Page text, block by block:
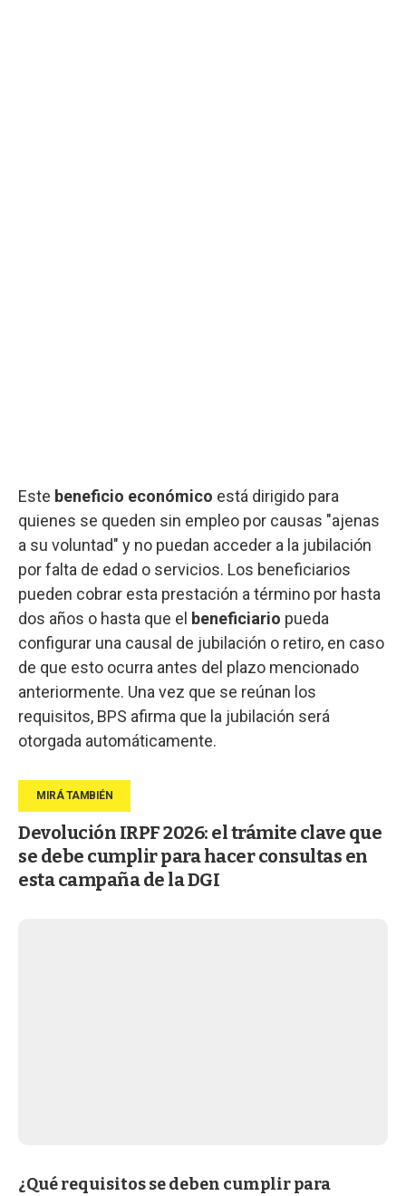
Este beneficio económico está dirigido para
quienes se queden sin empleo por causas "ajenas
a su voluntad" y no puedan acceder a la jubilación
por falta de edad o servicios. Los beneficiarios
pueden cobrar esta prestación a término por hasta
dos años o hasta que el beneficiario pueda
configurar una causal de jubilación o retiro, en caso
de que esto ocurra antes del plazo mencionado
anteriormente. Una vez que se reúnan los
requisitos, BPS afirma que la jubilación será
otorgada automáticamente.
Devolución IRPF 2026: el trámite clave que
se debe cumplir para hacer consultas en
esta campaña de la DGI
¿Qué requisitos se deben cumplir para